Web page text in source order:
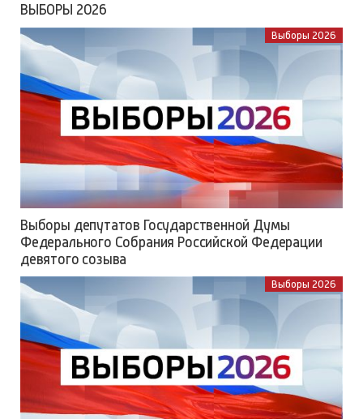
ВЫБОРЫ 2026
Выборы 2026
Выборы депутатов Государственной Думы
Федерального Собрания Российской Федерации
девятого созыва
Выборы 2026